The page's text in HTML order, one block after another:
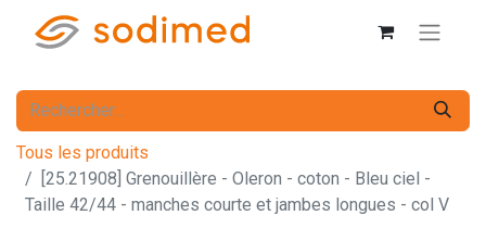
Tous les produits
[25.21908] Grenouillère - Oleron - coton - Bleu ciel -
Taille 42/44 - manches courte et jambes longues - col V